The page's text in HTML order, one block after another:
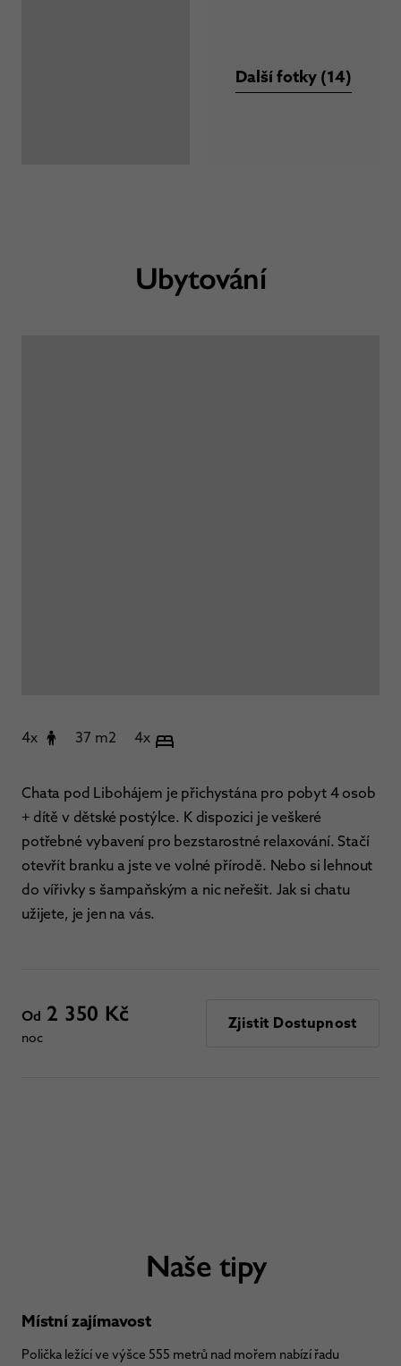
Další fotky (14)
4x 37 m2 4x
Chata pod Libohájem je přichystána pro pobyt 4 osob
+ dítě v dětské postýlce. K dispozici je veškeré
potřebné vybavení pro bezstarostné relaxování. Stačí
otevřít branku a jste ve volné přírodě. Nebo si lehnout
do vířivky s šampaňským a nic neřešit. Jak si chatu
užijete, je jen na vás.
Od 2 350 Kč
noc
Zjistit Dostupnost
Ubytování
Naše tipy
Místní zajímavost
Polička ležící ve výšce 555 metrů nad mořem nabízí řadu